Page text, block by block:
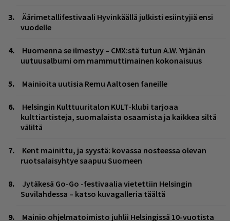
Äärimetallifestivaali Hyvinkäällä julkisti esiintyjiä ensi
vuodelle
Huomenna se ilmestyy – CMX:stä tutun A.W. Yrjänän
uutuusalbumi om mammuttimainen kokonaisuus
Mainioita uutisia Remu Aaltosen faneille
Helsingin Kulttuuritalon KULT-klubi tarjoaa
kulttiartisteja, suomalaista osaamista ja kaikkea siltä
väliltä
Kent mainittu, ja syystä: kovassa nosteessa olevan
ruotsalaisyhtye saapuu Suomeen
Jytäkesä Go-Go -festivaalia vietettiin Helsingin
Suvilahdessa – katso kuvagalleria täältä
Mainio ohjelmatoimisto juhlii Helsingissä 10-vuotista